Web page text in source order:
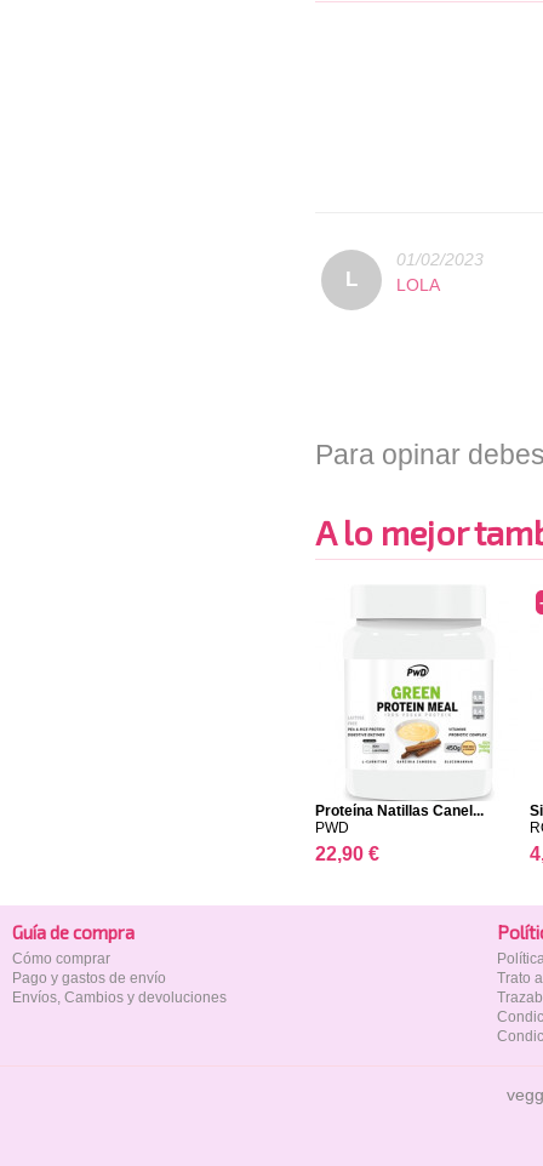
L
01/02/2023
LOLA
Para opinar
A lo mejor
Proteína Natillas Canel...
PWD
22,90 €
Guía de compra
Cómo comprar
Pago y gastos de envío
Envíos, Cambios y devoluciones
Trato